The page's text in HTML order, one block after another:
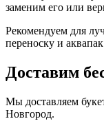
заменим его или
Рекомендуем для
переноску и
Доставим
Мы доставляем
Новгород.